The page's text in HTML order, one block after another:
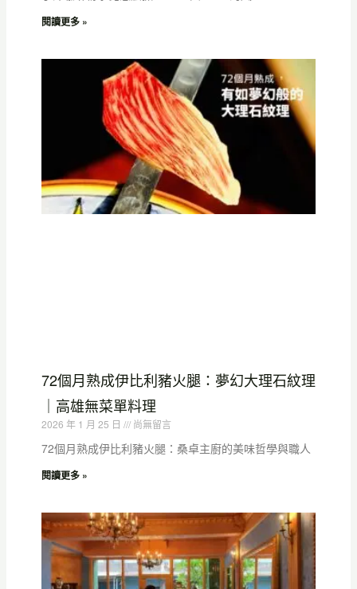
閱讀更多 »
72個月熟成伊比利豬火腿：夢幻大理石紋理
｜高雄無菜單料理
2026 年 1 月 25 日 尚無留言
72個月熟成伊比利豬火腿：桑卓主廚的美味哲學與職人
閱讀更多 »